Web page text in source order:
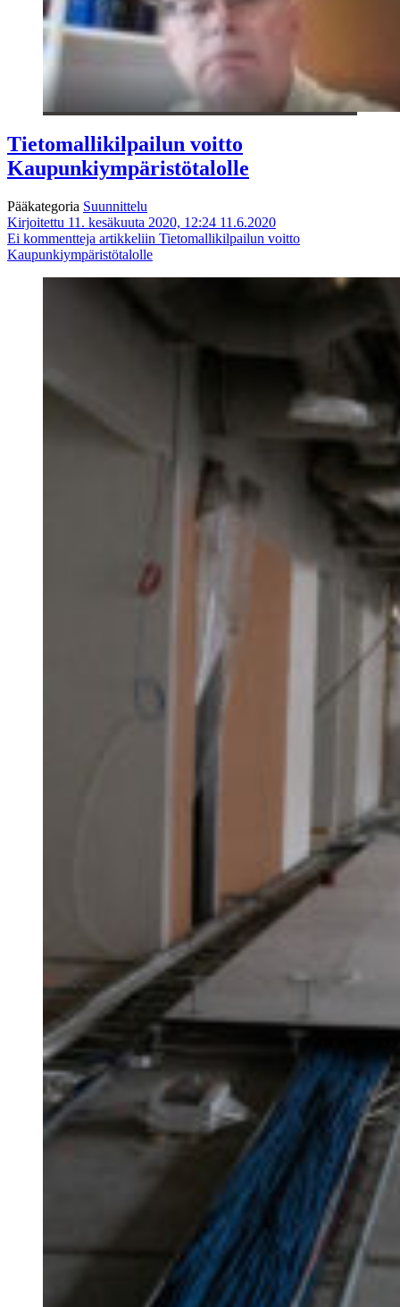
Tietomallikilpailun voitto
Kaupunkiympäristötalolle
Pääkategoria Suunnittelu
Kirjoitettu 11. kesäkuuta 2020, 12:24 11.6.2020
Ei kommentteja artikkeliin Tietomallikilpailun voitto
Kaupunkiympäristötalolle